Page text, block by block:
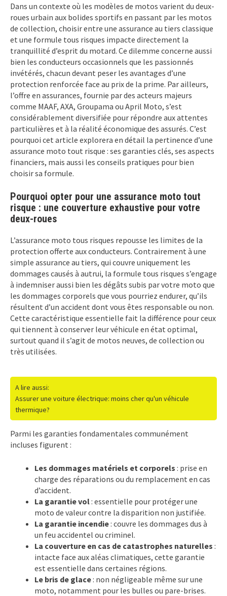
Dans un contexte où les modèles de motos varient du deux-
roues urbain aux bolides sportifs en passant par les motos
de collection, choisir entre une assurance au tiers classique
et une formule tous risques impacte directement la
tranquillité d’esprit du motard. Ce dilemme concerne aussi
bien les conducteurs occasionnels que les passionnés
invétérés, chacun devant peser les avantages d’une
protection renforcée face au prix de la prime. Par ailleurs,
l’offre en assurances, fournie par des acteurs majeurs
comme MAAF, AXA, Groupama ou April Moto, s’est
considérablement diversifiée pour répondre aux attentes
particulières et à la réalité économique des assurés. C’est
pourquoi cet article explorera en détail la pertinence d’une
assurance moto tout risque : ses garanties clés, ses aspects
financiers, mais aussi les conseils pratiques pour bien
choisir sa formule.
Pourquoi opter pour une assurance moto tout
risque : une couverture exhaustive pour votre
deux-roues
L’assurance moto tous risques repousse les limites de la
protection offerte aux conducteurs. Contrairement à une
simple assurance au tiers, qui couvre uniquement les
dommages causés à autrui, la formule tous risques s’engage
à indemniser aussi bien les dégâts subis par votre moto que
les dommages corporels que vous pourriez endurer, qu’ils
résultent d’un accident dont vous êtes responsable ou non.
Cette caractéristique essentielle fait la différence pour ceux
qui tiennent à conserver leur véhicule en état optimal,
surtout quand il s’agit de motos neuves, de collection ou
très utilisées.
A lire aussi:
Assurer une voiture électrique: moins cher qu'un véhicule
thermique?
Parmi les garanties fondamentales communément
incluses figurent :
Les dommages matériels et corporels : prise en
charge des réparations ou du remplacement en cas
d’accident.
La garantie vol: essentielle pour protéger une
moto de valeur contre la disparition non justifiée.
La garantie incendie: couvre les dommages dus à
un feu accidentel ou criminel.
La couverture en cas de catastrophes naturelles :
intacte face aux aléas climatiques, cette garantie
est essentielle dans certaines régions.
Le bris de glace: non négligeable même sur une
moto, notamment pour les bulles ou pare-brises.